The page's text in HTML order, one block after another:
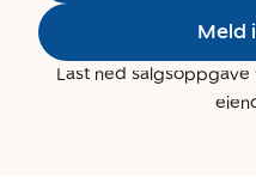
Meld
Last ned salgsoppgave